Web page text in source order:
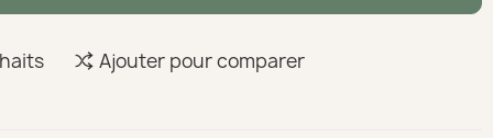
Ajouter pour comparer